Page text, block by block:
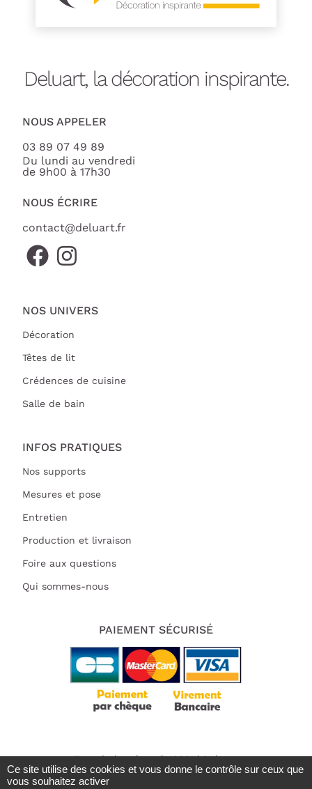
Ce site utilise des cookies et vous donne le contrôle sur ceux que
vous souhaitez activer
Deluart, la décoration inspirante.
NOUS APPELER
03 89 07 49 89
Du lundi au vendredi
de 9h00 à 17h30
NOUS ÉCRIRE
contact@deluart.fr
NOS UNIVERS
Décoration
Têtes de lit
Crédences de cuisine
Salle de bain
INFOS PRATIQUES
Nos supports
Mesures et pose
Entretien
Production et livraison
Foire aux questions
Qui sommes-nous
PAIEMENT SÉCURISÉ
Tous droits réservés 2021 | Deluart
Mentions légales